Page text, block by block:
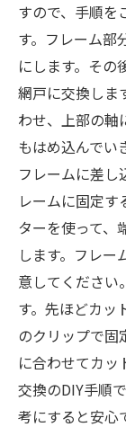
すので、手順を
す。フレーム部
にします。その
網戸に交換しま
わせ、上部の軸
もはめ込んでい
フレームに差し
レームに固定す
ターを使って、
します。フレ
意してください
す。先ほどカッ
のクリップで固
に合わせてカッ
交換のDIY手順
考にすると安心